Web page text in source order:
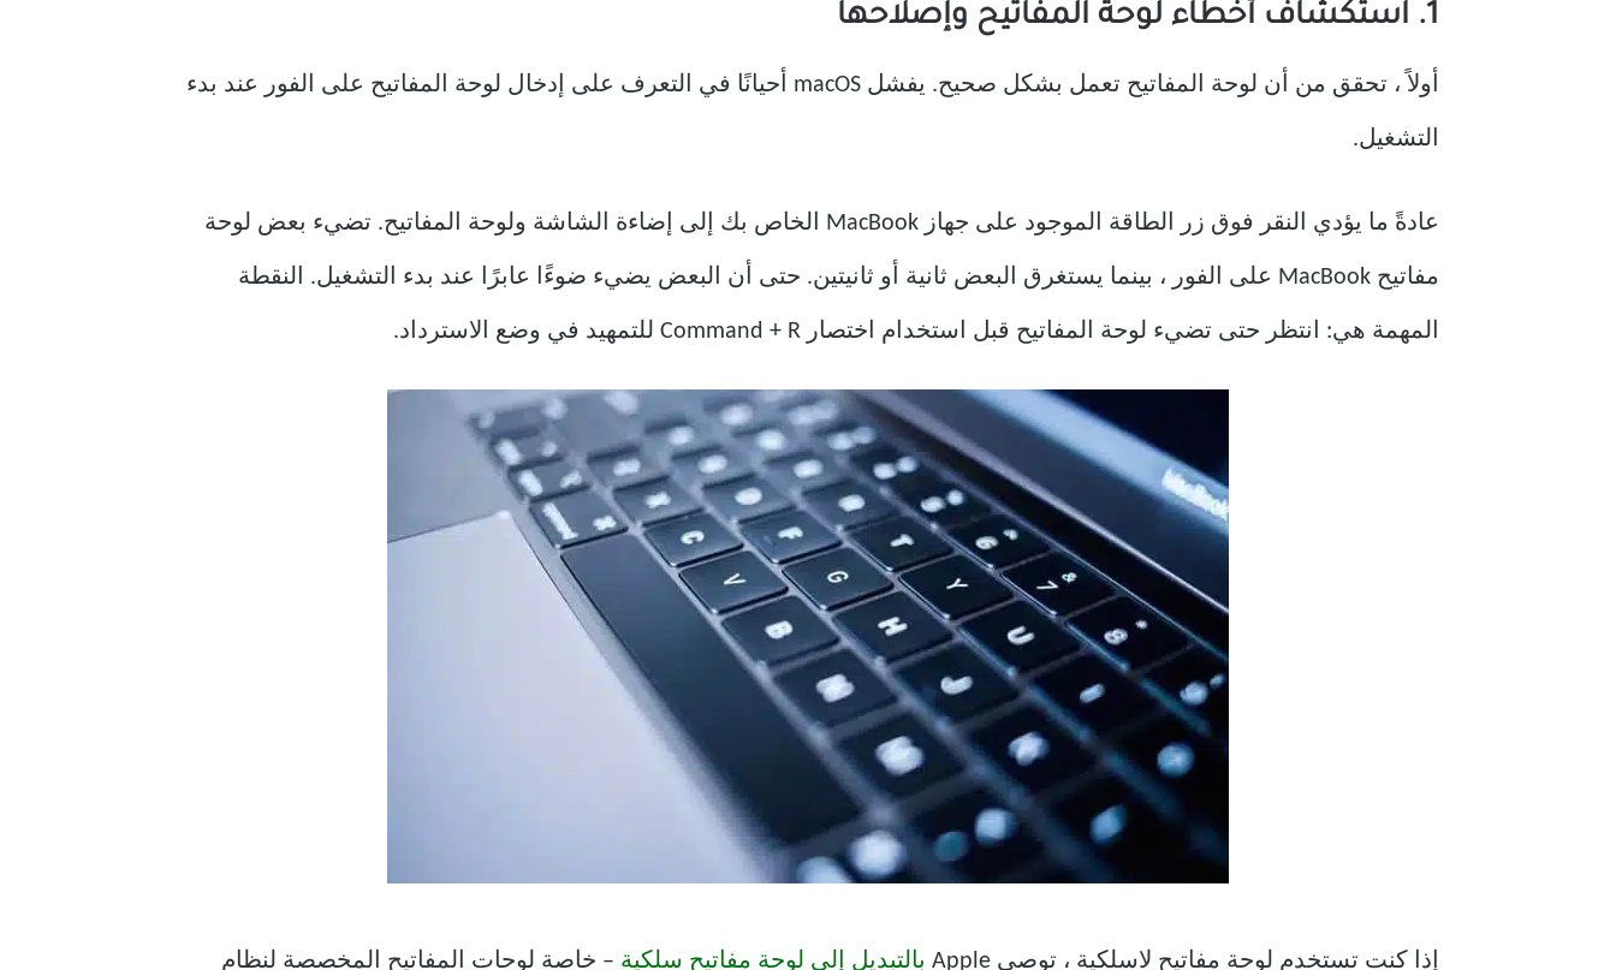
1. استكشاف أخطاء لوحة المفاتيح وإصلاحها
أولاً ، تحقق من أن لوحة المفاتيح تعمل بشكل صحيح. يفشل macOS أحيانًا في التعرف على إدخال لوحة المفاتيح على الفور عند بدء
التشغيل.
عادةً ما يؤدي النقر فوق زر الطاقة الموجود على جهاز MacBook الخاص بك إلى إضاءة الشاشة ولوحة المفاتيح. تضيء بعض لوحة
مفاتيح MacBook على الفور ، بينما يستغرق البعض ثانية أو ثانيتين. حتى أن البعض يضيء ضوءًا عابرًا عند بدء التشغيل. النقطة
المهمة هي: انتظر حتى تضيء لوحة المفاتيح قبل استخدام اختصار Command + R للتمهيد في وضع الاسترداد.
إذا كنت تستخدم لوحة مفاتيح لاسلكية ، توصي Apple بالتبديل إلى لوحة مفاتيح سلكية – خاصة لوحات المفاتيح المخصصة لنظام